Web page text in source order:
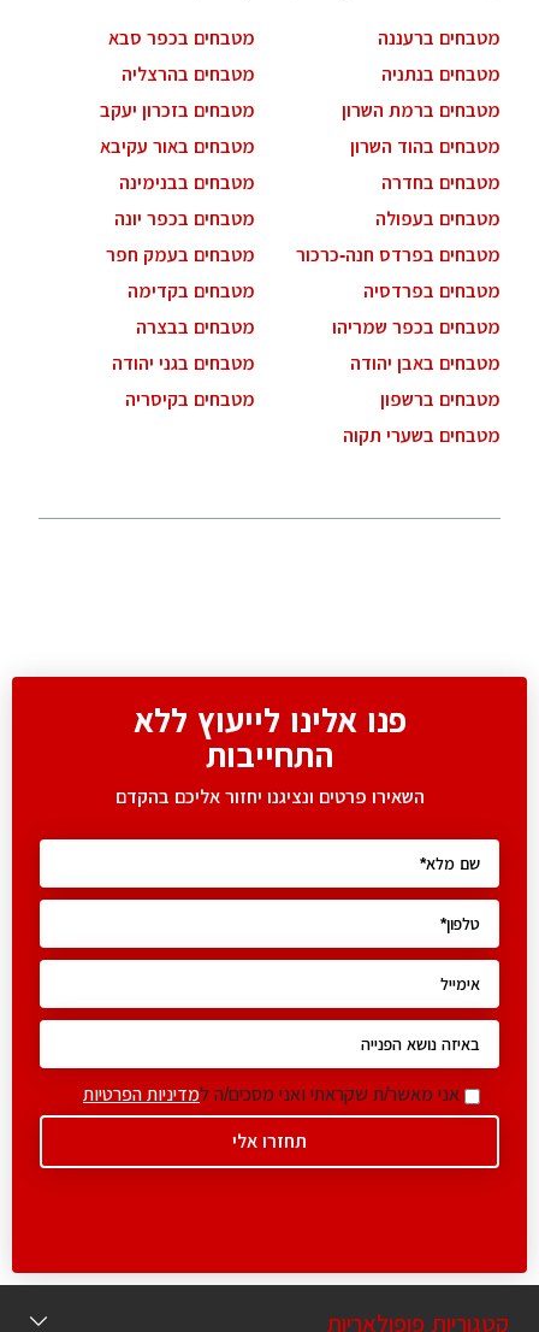
מטבחים ברעננה
מטבחים בכפר סבא
מטבחים בנתניה
מטבחים בהרצליה
מטבחים ברמת השרון
מטבחים בזכרון יעקב
מטבחים בהוד השרון
מטבחים באור עקיבא
מטבחים בחדרה
מטבחים בבנימינה
מטבחים בעפולה
מטבחים בכפר יונה
מטבחים בפרדס חנה-כרכור
מטבחים בעמק חפר
מטבחים בפרדסיה
מטבחים בקדימה
מטבחים בכפר שמריהו
מטבחים בבצרה
מטבחים באבן יהודה
מטבחים בגני יהודה
מטבחים ברשפון
מטבחים בקיסריה
מטבחים בשערי תקוה
פנו אלינו לייעוץ ללא
התחייבות
השאירו פרטים ונציגנו יחזור אליכם בהקדם
אני מאשר/ת שקראתי ואני מסכים/ה למדיניות הפרטיות
קטגוריות פופולאריות